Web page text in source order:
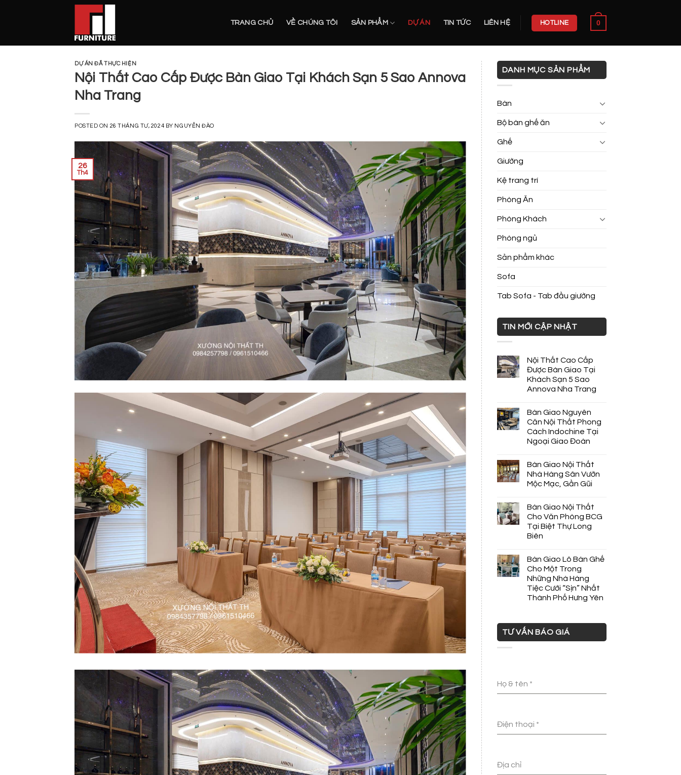
TRANG CHỦ VỀ CHÚNG TÔI SẢN PHẨM DỰ ÁN TIN TỨC LIÊN HỆ HOTLINE 0
DỰ ÁN ĐÃ THỰC HIỆN
Nội Thất Cao Cấp Được Bàn Giao Tại Khách Sạn 5 Sao Annova
Nha Trang
POSTED ON 26 THÁNG TƯ, 2024 BY NGUYỄN ĐÀO
26
Th4
DANH MỤC SẢN PHẨM
Bàn
Bộ bàn ghế ăn
Ghế
Giường
Kệ trang trí
Phòng Ăn
Phòng Khách
Phòng ngủ
Sản phẩm khác
Sofa
Tab Sofa - Tab đầu giường
TIN MỚI CẬP NHẬT
Nội Thất Cao Cấp
Được Bàn Giao Tại
Khách Sạn 5 Sao
Annova Nha Trang
Bàn Giao Nguyên
Căn Nội Thất Phong
Cách Indochine Tại
Ngoại Giao Đoàn
Bàn Giao Nội Thất
Nhà Hàng Sân Vườn
Mộc Mạc, Gần Gũi
Bàn Giao Nội Thất
Cho Văn Phòng BCG
Tại Biệt Thự Long
Biên
Bàn Giao Lô Bàn Ghế
Cho Một Trong
Những Nhà Hàng
Tiệc Cưới “Sịn” Nhất
Thành Phố Hưng Yên
TƯ VẤN BÁO GIÁ
Họ & tên *
Điện thoại *
Địa chỉ